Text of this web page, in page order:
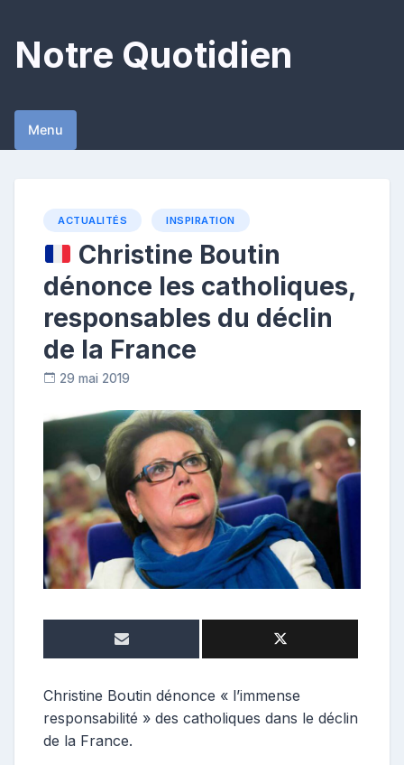
content
Notre Quotidien
Menu
ACTUALITÉS INSPIRATION
Christine Boutin
dénonce les catholiques,
responsables du déclin
de la France
29 mai 2019
o
n
r
i
b
u
t
r
i
Christine Boutin dénonce « l’immense
responsabilité » des catholiques dans le déclin
de la France.